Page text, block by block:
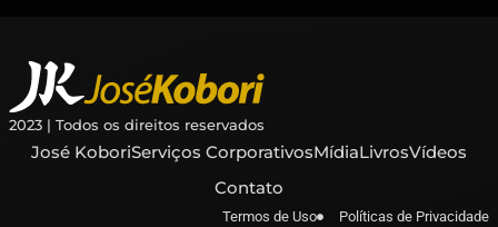
2023 | Todos os direitos reservados
José KoboriServiços CorporativosMídiaLivrosVídeos
Contato
Termos de Uso Políticas de Privacidade